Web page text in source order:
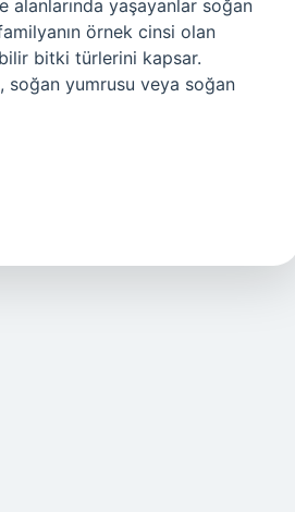
yaşayanlar soğan
örnek cinsi olan
bitki türlerini kapsar.
soğan yumrusu veya soğan